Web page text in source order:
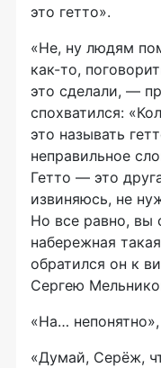
это гетто».
«Не, ну людям
как-то,
это сделали, —
спохватился:
это называть
неправильное
Гетто — это
извиняюсь, не
Но все равно, вы
набережная
обратился он к
Сергею
«На…
«Думай, Серёж,